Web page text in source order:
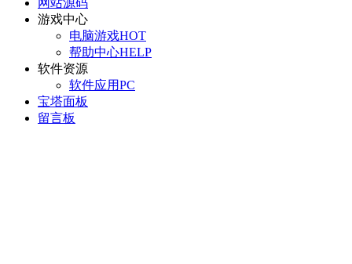
网站源码
游戏中心
电脑游戏HOT
帮助中心HELP
软件资源
软件应用PC
宝塔面板
留言板